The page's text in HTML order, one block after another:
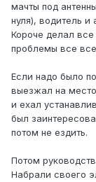
мачты под
нуля), водитель и
Короче делал
проблемы все
Если надо было
выезжал на
и ехал
был
потом не ездить.
Потом
Набрали своего